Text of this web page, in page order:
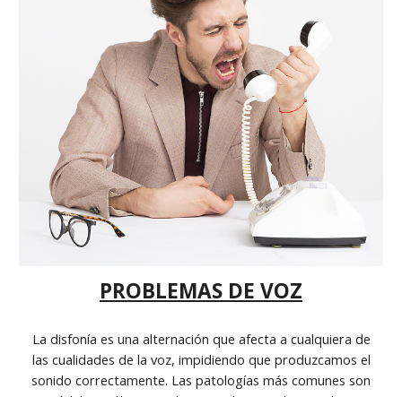
PROBLEMAS DE VOZ
La disfonía es una alternación que afecta a cualquiera de
las cualidades de la voz, impidiendo que produzcamos el
sonido correctamente. Las patologías más comunes son